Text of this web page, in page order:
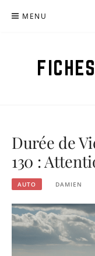
MENU
Durée de
130 :
AUTO DAMIEN